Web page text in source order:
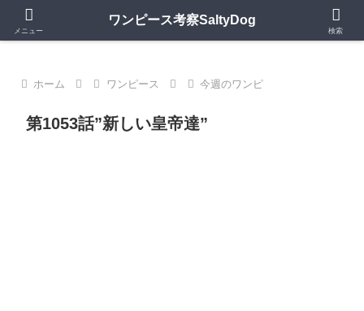
第1150話更新中｜ワンピースの歴史・神話・キャラモデルを深掘り考察
ホーム ワンピース 今週のワンピ
第1053話”新しい皇帝達”
メニュー
ワンピース考察SaltyDog
検索